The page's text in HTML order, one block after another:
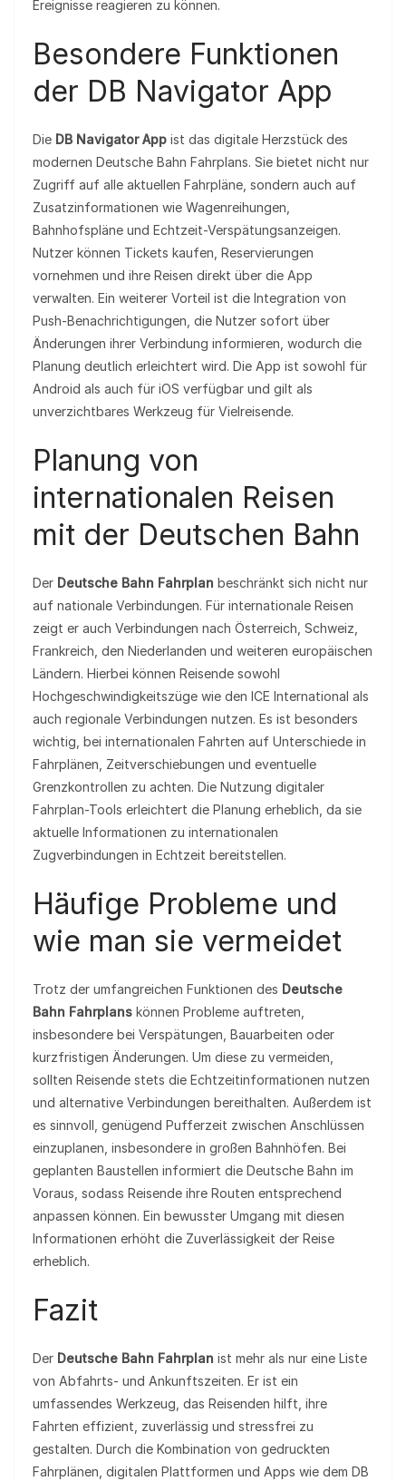
Ereignisse reagieren zu können.
Besondere Funktionen
der DB Navigator App
Die DB Navigator App ist das digitale Herzstück des
modernen Deutsche Bahn Fahrplans. Sie bietet nicht nur
Zugriff auf alle aktuellen Fahrpläne, sondern auch auf
Zusatzinformationen wie Wagenreihungen,
Bahnhofspläne und Echtzeit-Verspätungsanzeigen.
Nutzer können Tickets kaufen, Reservierungen
vornehmen und ihre Reisen direkt über die App
verwalten. Ein weiterer Vorteil ist die Integration von
Push-Benachrichtigungen, die Nutzer sofort über
Änderungen ihrer Verbindung informieren, wodurch die
Planung deutlich erleichtert wird. Die App ist sowohl für
Android als auch für iOS verfügbar und gilt als
unverzichtbares Werkzeug für Vielreisende.
Planung von
internationalen Reisen
mit der Deutschen Bahn
Der Deutsche Bahn Fahrplan beschränkt sich nicht nur
auf nationale Verbindungen. Für internationale Reisen
zeigt er auch Verbindungen nach Österreich, Schweiz,
Frankreich, den Niederlanden und weiteren europäischen
Ländern. Hierbei können Reisende sowohl
Hochgeschwindigkeitszüge wie den ICE International als
auch regionale Verbindungen nutzen. Es ist besonders
wichtig, bei internationalen Fahrten auf Unterschiede in
Fahrplänen, Zeitverschiebungen und eventuelle
Grenzkontrollen zu achten. Die Nutzung digitaler
Fahrplan-Tools erleichtert die Planung erheblich, da sie
aktuelle Informationen zu internationalen
Zugverbindungen in Echtzeit bereitstellen.
Häufige Probleme und
wie man sie vermeidet
Trotz der umfangreichen Funktionen des Deutsche
Bahn Fahrplans können Probleme auftreten,
insbesondere bei Verspätungen, Bauarbeiten oder
kurzfristigen Änderungen. Um diese zu vermeiden,
sollten Reisende stets die Echtzeitinformationen nutzen
und alternative Verbindungen bereithalten. Außerdem ist
es sinnvoll, genügend Pufferzeit zwischen Anschlüssen
einzuplanen, insbesondere in großen Bahnhöfen. Bei
geplanten Baustellen informiert die Deutsche Bahn im
Voraus, sodass Reisende ihre Routen entsprechend
anpassen können. Ein bewusster Umgang mit diesen
Informationen erhöht die Zuverlässigkeit der Reise
erheblich.
Fazit
Der Deutsche Bahn Fahrplan ist mehr als nur eine Liste
von Abfahrts- und Ankunftszeiten. Er ist ein
umfassendes Werkzeug, das Reisenden hilft, ihre
Fahrten effizient, zuverlässig und stressfrei zu
gestalten. Durch die Kombination von gedruckten
Fahrplänen, digitalen Plattformen und Apps wie dem DB